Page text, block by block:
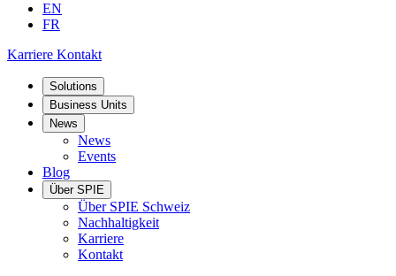
EN
FR
Karriere Kontakt
Solutions
Business Units
News
News
Events
Blog
Über SPIE
Über SPIE Schweiz
Nachhaltigkeit
Karriere
Kontakt